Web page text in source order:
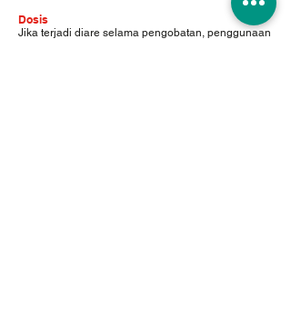
Dosis
Jika terjadi diare selama pengobatan, penggunaan